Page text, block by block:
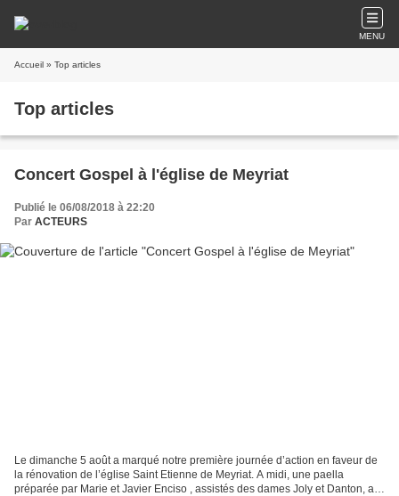
MENU
Accueil » Top articles
Top articles
Concert Gospel à l'église de Meyriat
Publié le 06/08/2018 à 22:20
Par ACTEURS
Le dimanche 5 août a marqué notre première journée d’action en faveur de
la rénovation de l’église Saint Etienne de Meyriat. A midi, une paella
préparée par Marie et Javier Enciso , assistés des dames Joly et Danton, a